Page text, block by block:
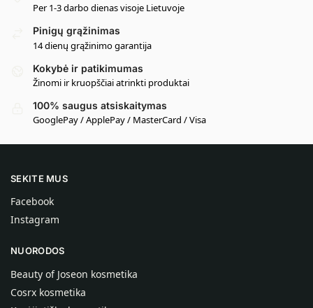
Per 1-3 darbo dienas visoje Lietuvoje
Pinigų grąžinimas
14 dienų grąžinimo garantija
Kokybė ir patikimumas
Žinomi ir kruopščiai atrinkti produktai
100% saugus atsiskaitymas
GooglePay / ApplePay / MasterCard / Visa
SEKITE MUS
Facebook
Instagram
NUORODOS
Beauty of Joseon kosmetika
Cosrx kosmetika